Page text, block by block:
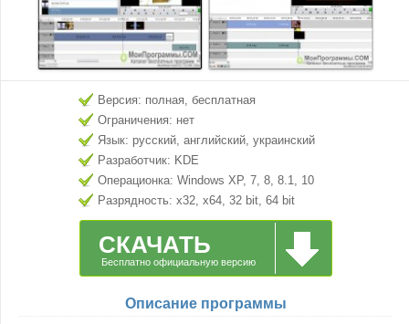
Версия: полная, бесплатная
Ограничения: нет
Язык: русский, английский, украинский
Разработчик: KDE
Операционка: Windows XP, 7, 8, 8.1, 10
Разрядность: x32, x64, 32 bit, 64 bit
СКАЧАТЬ
Бесплатно официальную версию
Описание программы